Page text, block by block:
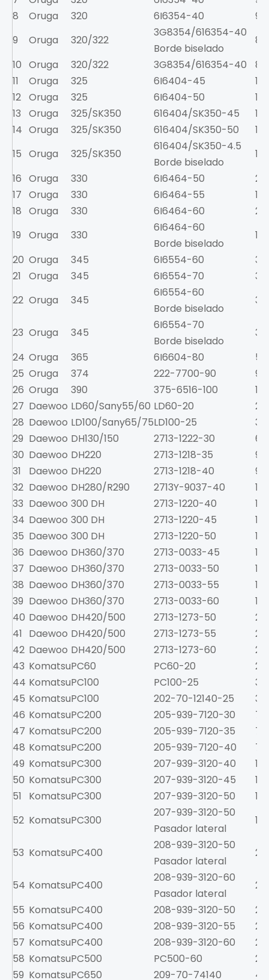
8
Oruga 320 6I6354-40
9
9
Oruga 320/322
3G8354/616354-40
Borde biselado
8.9
10 Oruga 320/322 3G8354/616354-40
8.9
11
Oruga 325 6I6404-45
11.5
12 Oruga 325 6I6404-50
13
Oruga 325/SK350 616404/SK350-45
11
14 Oruga 325/SK350 616404/SK350-50
15 Oruga 325/SK350
616404/SK350-4.5
Borde biselado
11.5
16 Oruga 330 6I6464-50
20
17 Oruga 330 6I6464-55
18 Oruga 330 6I6464-60
20
19
Oruga 330
6I6464-60
Borde biselado
20 Oruga 345 6I6554-60
31
21
Oruga 345 6I6554-70
31
22 Oruga 345
6I6554-60
Borde biselado
23 Oruga 345
6I6554-70
Borde biselado
24 Oruga 365 6I6604-80
50
25 Oruga 374 222-7700-90
90
26 Oruga 390 375-6516-100
110
27 Daewoo LD60/Sany55/60 LD60-20
2.4
28 Daewoo LD100/Sany65/75LD100-25
3.7
29 Daewoo DH130/150 2713-1222-30
6
30 Daewoo DH220 2713-1218-35
9
31
Daewoo DH220 2713-1218-40
9
32 Daewoo DH280/R290 2713Y-9037-40
12
33 Daewoo 300 DH 2713-1220-40
12
34 Daewoo 300 DH 2713-1220-45
12
35 Daewoo 300 DH 2713-1220-50
12
36 Daewoo DH360/370 2713-0033-45
37 Daewoo DH360/370 2713-0033-50
38 Daewoo DH360/370 2713-0033-55
39 Daewoo DH360/370 2713-0033-60
40 Daewoo DH420/500 2713-1273-50
22
41
Daewoo DH420/500 2713-1273-55
22
42 Daewoo DH420/500 2713-1273-60
22
43 KomatsuPC60 PC60-20
2.5
44 KomatsuPC100 PC100-25
3
45 KomatsuPC100 202-70-12140-25
3.2
46 KomatsuPC200 205-939-7120-30
7.5
47 KomatsuPC200 205-939-7120-35
7.5
48 KomatsuPC200 205-939-7120-40
7.5
49 KomatsuPC300 207-939-3120-40
13
50 KomatsuPC300 207-939-3120-45
13
51
KomatsuPC300 207-939-3120-50
13
52 KomatsuPC300
207-939-3120-50
Pasador lateral
13
53 KomatsuPC400
208-939-3120-50
Pasador lateral
21
54 KomatsuPC400
208-939-3120-60
Pasador lateral
21
55 KomatsuPC400 208-939-3120-50
21
56 KomatsuPC400 208-939-3120-55
21
57 KomatsuPC400 208-939-3120-60
21
58 KomatsuPC500 PC500-60
24
59 KomatsuPC650 209-70-74140 48